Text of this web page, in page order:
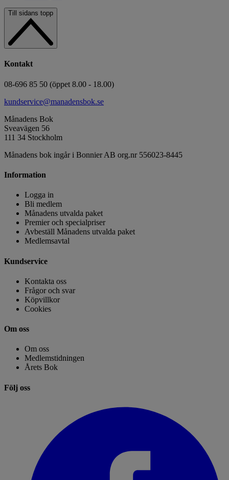
Till sidans topp
Kontakt
08-696 85 50 (öppet 8.00 - 18.00)
kundservice@manadensbok.se
Månadens Bok
Sveavägen 56
111 34 Stockholm
Månadens bok ingår i Bonnier AB org.nr 556023-8445
Information
Logga in
Bli medlem
Månadens utvalda paket
Premier och specialpriser
Avbeställ Månadens utvalda paket
Medlemsavtal
Kundservice
Kontakta oss
Frågor och svar
Köpvillkor
Cookies
Om oss
Om oss
Medlemstidningen
Årets Bok
Följ oss